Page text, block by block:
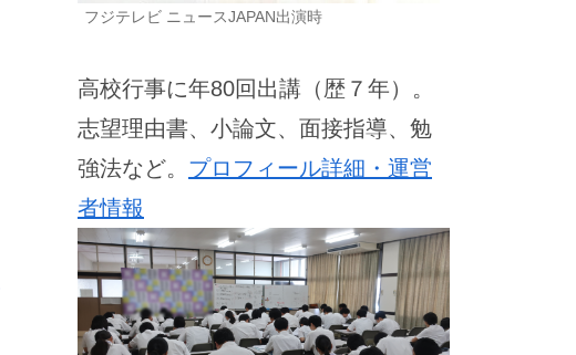
フジテレビ ニュースJAPAN出演時
高校行事に年80回出講（歴７年）。
志望理由書、小論文、面接指導、勉
強法など。 プロフィール詳細・運営
者情報